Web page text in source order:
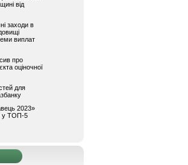
від
заходи в
виплат
про
оціночної
для
2023»
у ТОП-5